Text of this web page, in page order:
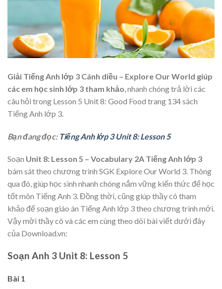
Giải Tiếng Anh lớp 3 Cánh diều – Explore Our World giúp
các em học sinh lớp 3 tham khảo , nhanh chóng trả lời các
câu hỏi trong Lesson 5 Unit 8: Good Food trang 134 sách
Tiếng Anh lớp 3.
Bạn đang đọc: Tiếng Anh lớp 3 Unit 8: Lesson 5
Soạn Unit 8: Lesson 5 – Vocabulary 2A Tiếng Anh lớp 3
bám sát theo chương trình SGK Explore Our World 3. Thông
qua đó, giúp học sinh nhanh chóng nắm vững kiến thức để học
tốt môn Tiếng Anh 3. Đồng thời, cũng giúp thầy cô tham
khảo để soạn giáo án Tiếng Anh lớp 3 theo chương trình mới.
Vậy mời thầy cô và các em cùng theo dõi bài viết dưới đây
của Download.vn:
Soạn Anh 3 Unit 8: Lesson 5
Bài 1